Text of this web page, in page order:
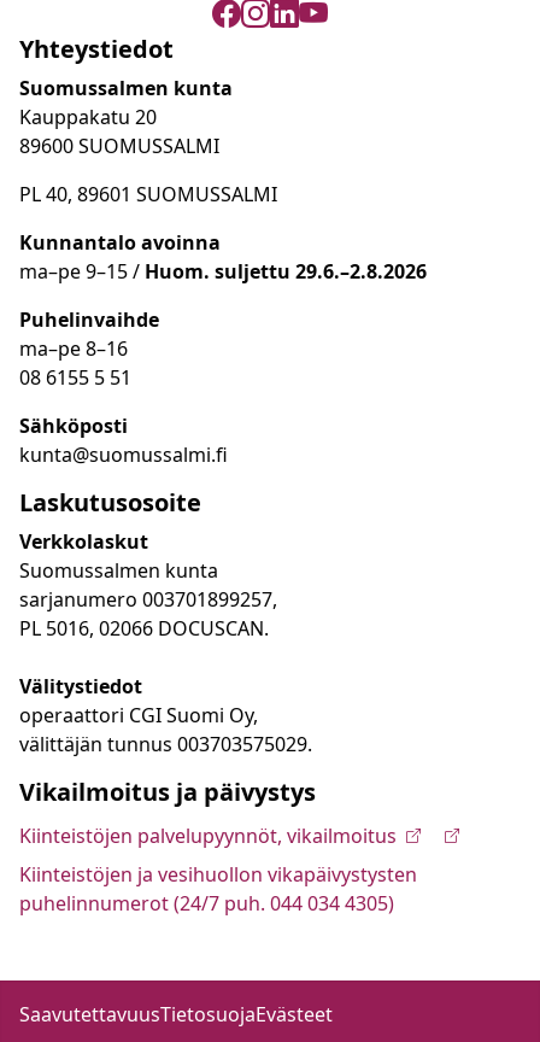
Yhteystiedot
Suomussalmen kunta
Kauppakatu 20
89600 SUOMUSSALMI
PL 40, 89601 SUOMUSSALMI
Kunnantalo avoinna
ma–pe 9–15 / Huom. suljettu 29.6.–2.8.2026
Puhelinvaihde
ma–pe 8–16
08 6155 5 51
Sähköposti
kunta@suomussalmi.fi
Laskutusosoite
Verkkolaskut
Suomussalmen kunta
sarjanumero 003701899257,
PL 5016, 02066 DOCUSCAN.
Välitystiedot
operaattori CGI Suomi Oy,
välittäjän tunnus 003703575029.
Vikailmoitus ja päivystys
Kiinteistöjen palvelupyynnöt, vikailmoitus
Kiinteistöjen ja vesihuollon vikapäivystysten
puhelinnumerot (24/7 puh. 044 034 4305)
SaavutettavuusTietosuojaEvästeet